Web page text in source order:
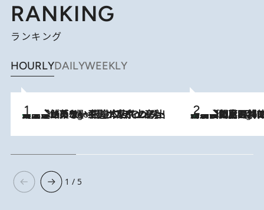
RANKING
ランキング
HOURLYDAILYWEEKLY
7 Hours Ago
【間違いのない王道・東京土産】資生堂パーラー 銀座本店でのみ出会える銘菓5選《極上プディング・濃厚チーズケーキ・ボンボンショコラほか》 7 Hours Ago
「最後に見られてよかった」上野動物園の東園パンダ舎が解体前に特別公開。8月16日まで延長されたパネル展と共に辿る“半世紀”のパンダ飼育《解体工事の図面あり》
1 / 5